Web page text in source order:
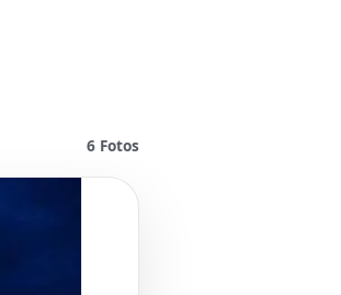
6 Fotos